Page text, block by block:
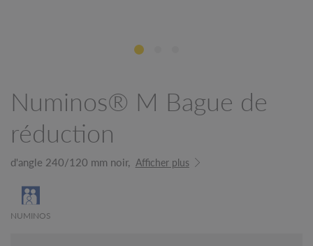
Numinos® M Bague de
réduction
d'angle 240/120 mm noir, Afficher plus
NUMINOS